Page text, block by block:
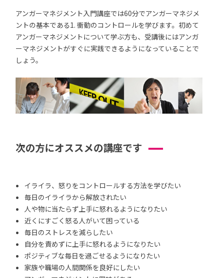
アンガーマネジメント入門講座では60分でアンガーマネジメ
ントの基本である1. 衝動のコントロールを学びます。初めて
アンガーマネジメントについて学ぶ方も、受講後にはアンガ
ーマネジメントがすぐに実践できるようになっていることで
しょう。
次の方にオススメの講座です
イライラ、怒りをコントロールする方法を学びたい
毎日のイライラから解放されたい
人や物に当たらず上手に怒れるようになりたい
近くにすごく怒る人がいて困っている
毎日のストレスを減らしたい
自分を責めずに上手に怒れるようになりたい
ポジティブな毎日を過ごせるようになりたい
家族や職場の人間関係を良好にしたい